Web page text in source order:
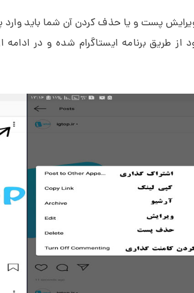
پست و یا حذف کردن آن شما باید
از طریق برنامه ایستاگرام شده و در